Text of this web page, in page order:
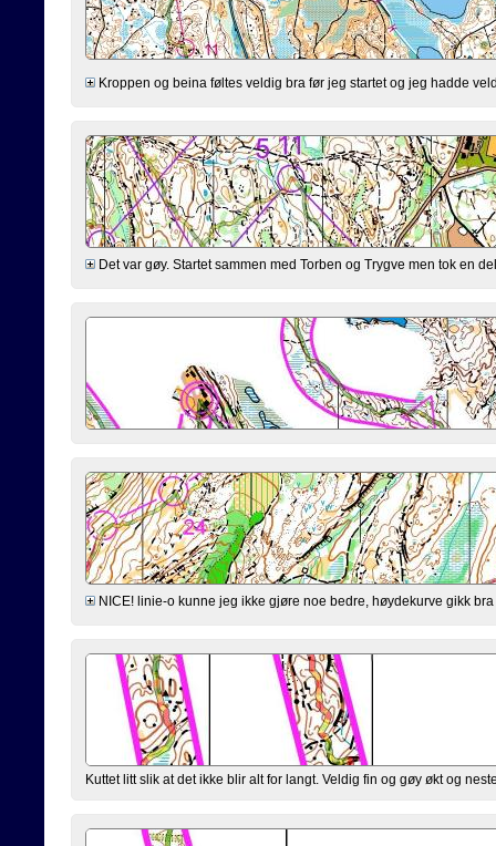
Kroppen og beina føltes veldig bra før jeg startet og jeg hadde
Det var gøy. Startet sammen med Torben og Trygve men tok en
NICE! linie-o kunne jeg ikke gjøre noe bedre, høydekurve gikk
Kuttet litt slik at det ikke blir alt for langt. Veldig fin og gøy økt og